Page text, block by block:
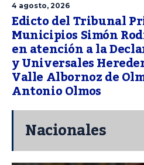
4 agosto, 2026
Edicto del Tribunal
Municipios Simón
en atención a la
y Universales
Valle Albornoz de
Antonio Olmos
Nacionales